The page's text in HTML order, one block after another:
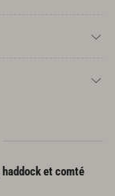
haddocketcomté